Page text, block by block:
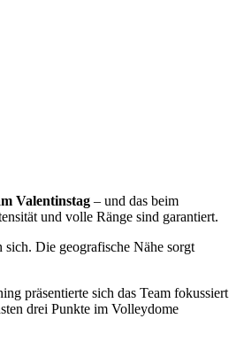
Valentinstag – und das beim
und volle Ränge sind garantiert.
Die geografische Nähe sorgt
präsentierte sich das Team fokussiert
drei Punkte im Volleydome